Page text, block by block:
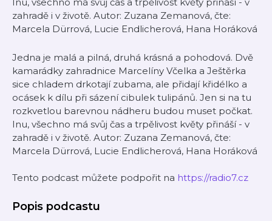
zahradě i v životě. Autor: Zuzana Zemanová, čte:
Marcela Dürrová, Lucie Endlicherová, Hana Horáková
Jedna je malá a pilná, druhá krásná a pohodová. Dvě
kamarádky zahradnice Marcelíny Včelka a Ještěrka
sice chladem drkotají zubama, ale přidají křidélko a
ocásek k dílu při sázení cibulek tulipánů. Jen si na tu
rozkvetlou barevnou nádheru budou muset počkat.
Inu, všechno má svůj čas a trpělivost květy přináší - v
zahradě i v životě. Autor: Zuzana Zemanová, čte:
Marcela Dürrová, Lucie Endlicherová, Hana Horáková
Tento podcast můžete podpořit na https://radio7.cz
Popis podcastu